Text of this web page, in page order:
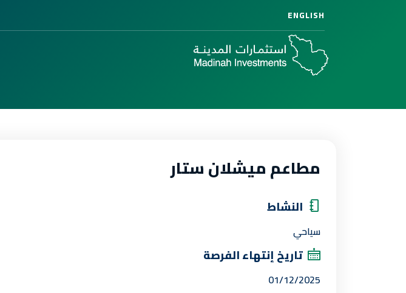
ENGLISH
مطاعم ميشلان ستار
النشاط
سياحي
تاريخ إنتهاء الفرصة
01/12/2025